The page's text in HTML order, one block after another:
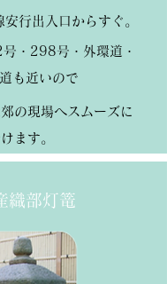
行出入口からすぐ。
・298号・外環道・
も近いので
の現場へスムーズに
ます。
織部灯篭